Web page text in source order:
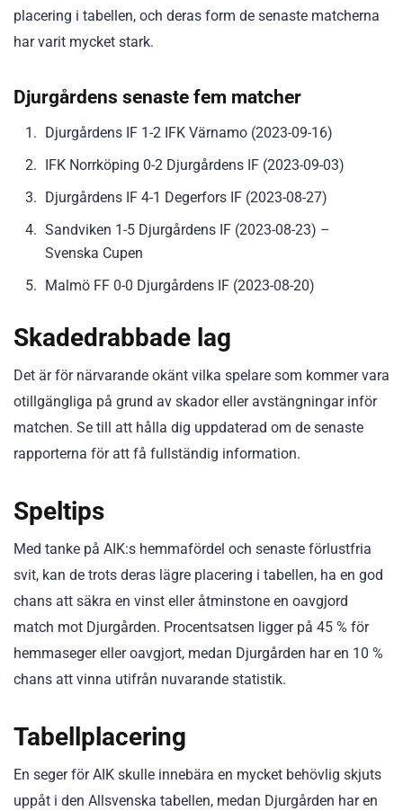
placering i tabellen, och deras form de senaste matcherna
har varit mycket stark.
Djurgårdens senaste fem matcher
Djurgårdens IF 1-2 IFK Värnamo (2023-09-16)
IFK Norrköping 0-2 Djurgårdens IF (2023-09-03)
Djurgårdens IF 4-1 Degerfors IF (2023-08-27)
Sandviken 1-5 Djurgårdens IF (2023-08-23) –
Svenska Cupen
Malmö FF 0-0 Djurgårdens IF (2023-08-20)
Skadedrabbade lag
Det är för närvarande okänt vilka spelare som kommer vara
otillgängliga på grund av skador eller avstängningar inför
matchen. Se till att hålla dig uppdaterad om de senaste
rapporterna för att få fullständig information.
Speltips
Med tanke på AIK:s hemmafördel och senaste förlustfria
svit, kan de trots deras lägre placering i tabellen, ha en god
chans att säkra en vinst eller åtminstone en oavgjord
match mot Djurgården. Procentsatsen ligger på 45 % för
hemmaseger eller oavgjort, medan Djurgården har en 10 %
chans att vinna utifrån nuvarande statistik.
Tabellplacering
En seger för AIK skulle innebära en mycket behövlig skjuts
uppåt i den Allsvenska tabellen, medan Djurgården har en